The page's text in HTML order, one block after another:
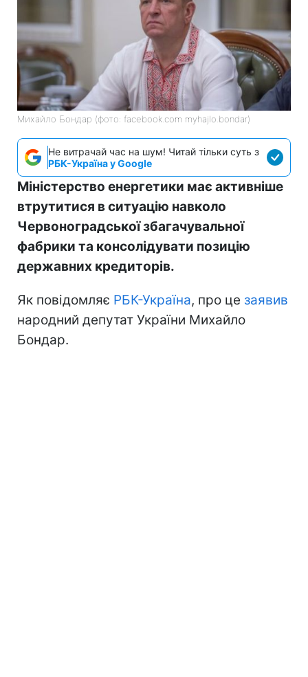
Михайло Бондар (фото: facebook.com myhajlo.bondar)
Не витрачай час на шум! Читай тільки суть з
РБК-Україна у Google
Міністерство енергетики має активніше
втрутитися в ситуацію навколо
Червоноградської збагачувальної
фабрики та консолідувати позицію
державних кредиторів.
Як повідомляє РБК-Україна, про це заявив
народний депутат України Михайло
Бондар.